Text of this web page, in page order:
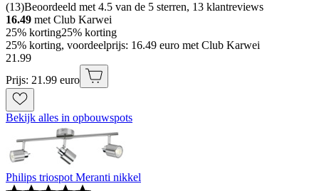
(13)Beoordeeld met 4.5 van de 5 sterren, 13 klantreviews
16.49 met Club Karwei
25% korting25% korting
25% korting, voordeelprijs: 16.49 euro met Club Karwei
21.99
Prijs: 21.99 euro
Bekijk alles in opbouwspots
Philips triospot Meranti nikkel